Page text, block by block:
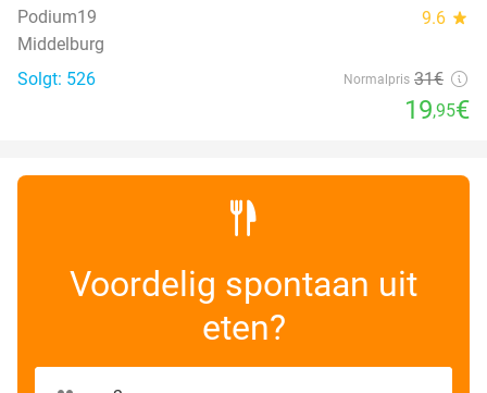
Podium19 9.6 star
Middelburg
Solgt: 526
Normalpris 31€
19,95€
Voordelig spontaan uit
eten?